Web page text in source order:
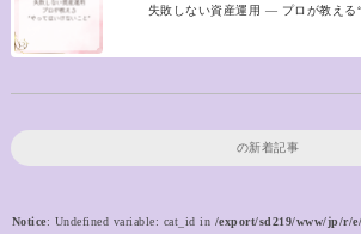
失敗しない資産運用 ― プロが教える
の新着記事
Notice: Undefined variable: cat_id in /export/sd219/www/jp/r/